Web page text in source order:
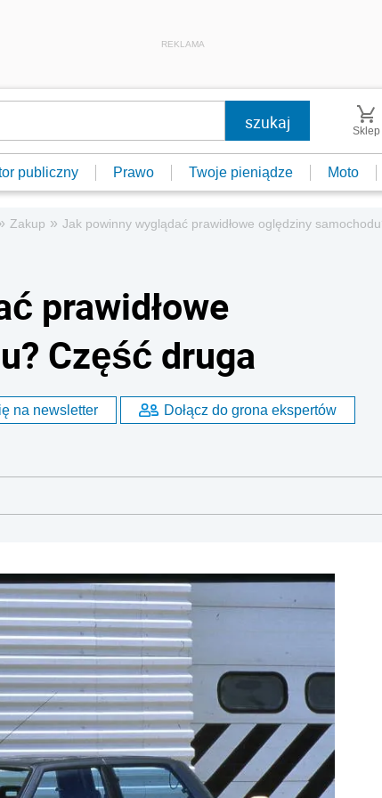
REKLAMA
Sklep
publiczny Prawo Twoje pieniądze Moto
Zakup » Jak powinny wyglądać prawidłowe oględziny
prawidłowe
Część druga
na newsletter Dołącz do grona ekspertów